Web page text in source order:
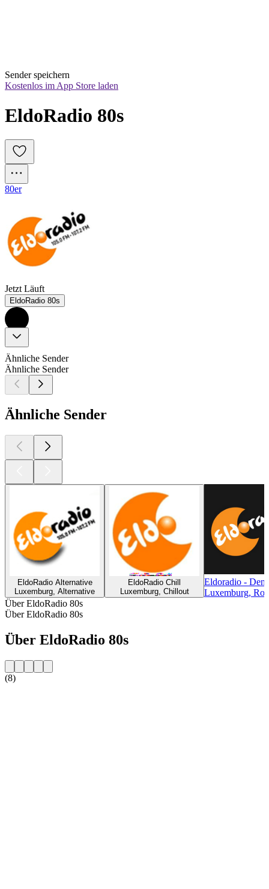
Sender speichern
Kostenlos im App Store laden
EldoRadio 80s
80er
Jetzt Läuft
EldoRadio 80s
Ähnliche Sender
Ähnliche Sender
Ähnliche Sender
EldoRadio Alternative
Luxemburg, Alternative
EldoRadio Chill
Luxemburg, Chillout
Eldoradio - Den
Luxemburg,
Über EldoRadio 80s
Über EldoRadio 80s
Über EldoRadio 80s
(8)